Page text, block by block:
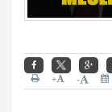
-
+